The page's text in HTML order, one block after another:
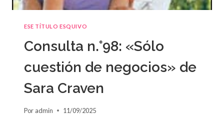
ESE TÍTULO ESQUIVO
Consulta n.°98: «Sólo
cuestión de negocios» de
Sara Craven
Por admin 11/09/2025